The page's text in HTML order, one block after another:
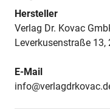
Hersteller
Verlag Dr. Kovac
Leverkusenstraße
E-Mail